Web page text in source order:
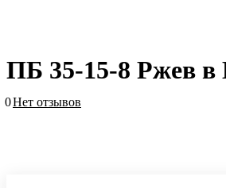
ПБ 35-15-8 Ржев в
0Нет отзывов